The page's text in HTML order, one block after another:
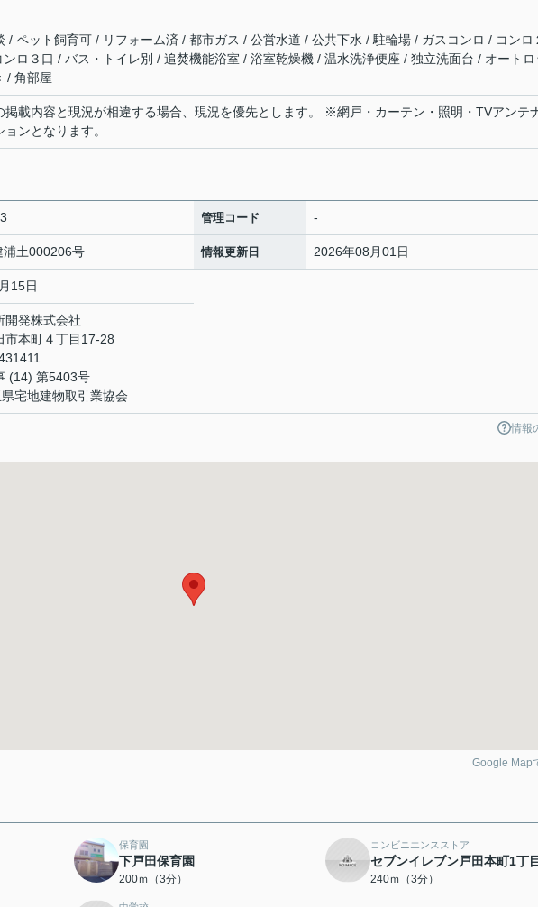
/ ペット飼育可 / リフォーム済 / 都市ガス / 公営水道 / 公共下水 / 駐輪場 / ガスコンロ / コンロ
ンロ３口 / バス・トイレ別 / 追焚機能浴室 / 浴室乾燥機 / 温水洗浄便座 / 独立洗面台 / オートロ
/ 角部屋
載内容と現況が相違する場合、現況を優先とします。 ※網戸・カーテン・照明・TVアンテ
ンとなります。
管理コード -
浦土000206号 情報更新日 2026年08月01日
15日
開発株式会社
市本町４丁目17-28
(14) 第5403号
宅地建物取引業協会
情報
Google Map
保育園
下戸田保育園
200ｍ（3分）
コンビニエンスストア
セブンイレブン戸田本町1丁
240ｍ（3分）